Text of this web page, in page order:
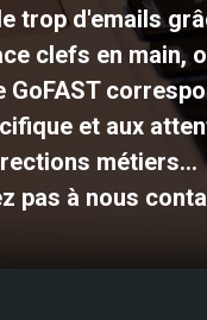
trop d'emails
clefs en main,
GoFAST
et aux
métiers...
pas à nous